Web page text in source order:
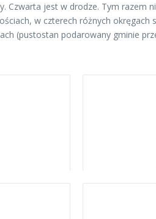
Czwarta jest w drodze. Tym
w czterech różnych
(pustostan podarowany gminie